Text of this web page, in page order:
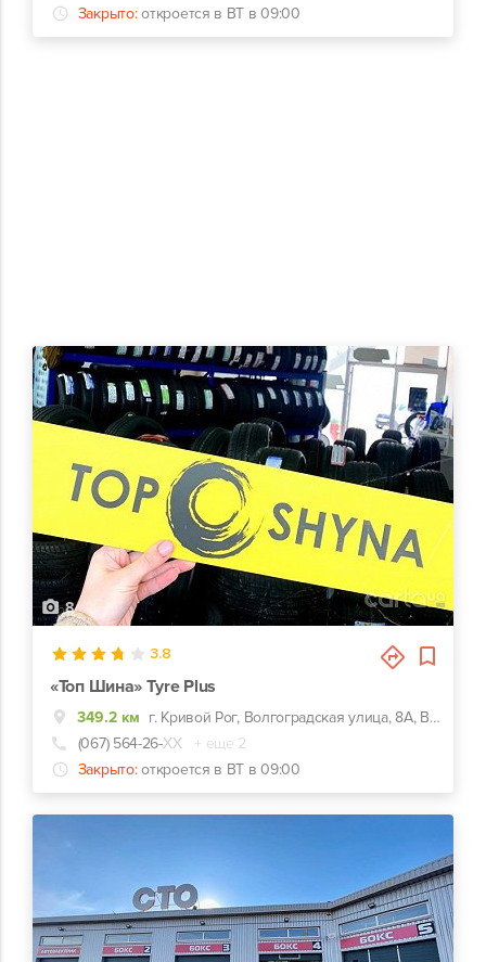
Закрыто: откроется в ВТ в 09:00
8
3.8
«Топ Шина» Tyre Plus
349.2 км
г. Кривой Рог, Волгоградская улица, 8А, Возле ГАИ, напротив заправки ОККО
(067) 564-26-ХХ
+ еще 2
Закрыто: откроется в ВТ в 09:00